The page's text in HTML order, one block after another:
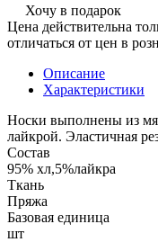
Хочу в подарок
Цена действительна
отличаться от цен в
Описание
Характеристики
Носки выполнены из
лайкрой. Эластичная
Состав
95% хл,5%лайкра
Ткань
Пряжа
Базовая единица
шт